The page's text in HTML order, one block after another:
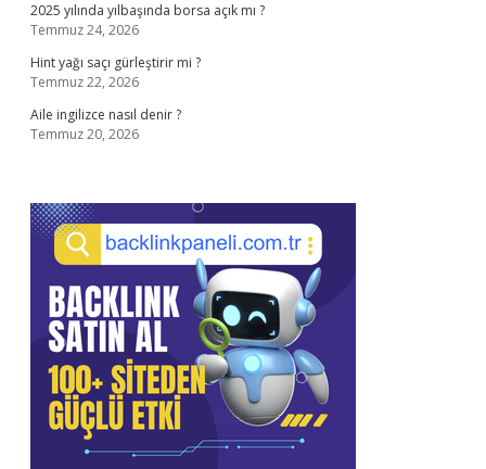
2025 yılında yılbaşında borsa açık mı ?
Temmuz 24, 2026
Hint yağı saçı gürleştirir mi ?
Temmuz 22, 2026
Aile ingilizce nasıl denir ?
Temmuz 20, 2026